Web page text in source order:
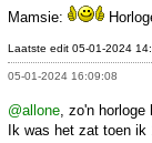
Mamsie:
Laatste edit 05-01-2024
05-01-2024 16:09:08
@allone, zo'n horloge
Ik was het zat toen ik